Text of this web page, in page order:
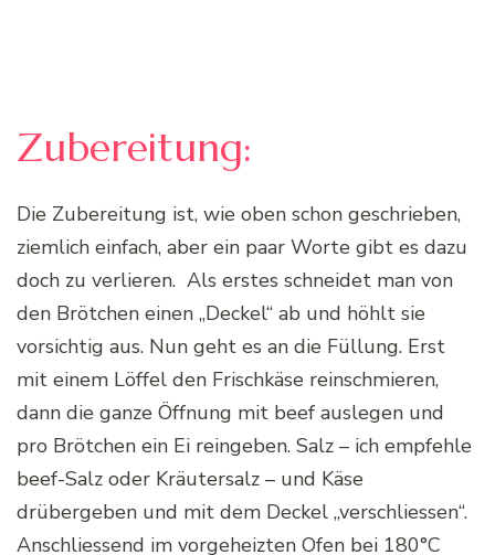
Zubereitung:
Die Zubereitung ist, wie oben schon geschrieben,
ziemlich einfach, aber ein paar Worte gibt es dazu
doch zu verlieren. Als erstes schneidet man von
den Brötchen einen „Deckel“ ab und höhlt sie
vorsichtig aus. Nun geht es an die Füllung. Erst
mit einem Löffel den Frischkäse reinschmieren,
dann die ganze Öffnung mit beef auslegen und
pro Brötchen ein Ei reingeben. Salz – ich empfehle
beef-Salz oder Kräutersalz – und Käse
drübergeben und mit dem Deckel „verschliessen“.
Anschliessend im vorgeheizten Ofen bei 180°C